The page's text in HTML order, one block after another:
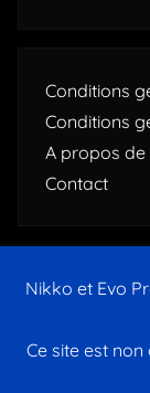
Conditions
Conditions
A propos
Contact
Nikko et Evo
Ce site est